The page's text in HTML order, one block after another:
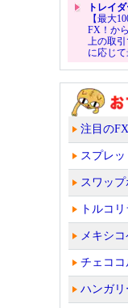
トレイ
【最大
FX！か
上の取
に応じ
注目の
スプレッ
スワップ
トルコ
メキシ
チェコ
ハンガ